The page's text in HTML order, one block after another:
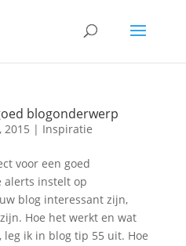
blogonderwerp
2015 | Inspiratie
voor een goed
alerts instelt op
blog interessant zijn,
Hoe het werkt en wat
ik in blog tip 55 uit. Hoe